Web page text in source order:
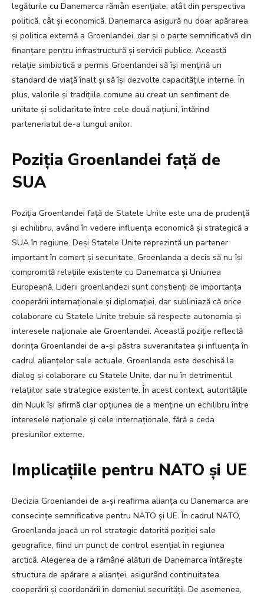
legăturile cu Danemarca rămân esențiale, atât din perspectiva
politică, cât și economică. Danemarca asigură nu doar apărarea
și politica externă a Groenlandei, dar și o parte semnificativă din
finanțare pentru infrastructură și servicii publice. Această
relație simbiotică a permis Groenlandei să își mențină un
standard de viață înalt și să își dezvolte capacitățile interne. În
plus, valorile și tradițiile comune au creat un sentiment de
unitate și solidaritate între cele două națiuni, întărind
parteneriatul de-a lungul anilor.
Poziția Groenlandei față de
SUA
Poziția Groenlandei față de Statele Unite este una de prudență
și echilibru, având în vedere influența economică și strategică a
SUA în regiune. Deși Statele Unite reprezintă un partener
important în comerț și securitate, Groenlanda a decis să nu își
compromită relațiile existente cu Danemarca și Uniunea
Europeană. Liderii groenlandezi sunt conștienți de importanța
cooperării internaționale și diplomației, dar subliniază că orice
colaborare cu Statele Unite trebuie să respecte autonomia și
interesele naționale ale Groenlandei. Această poziție reflectă
dorința Groenlandei de a-și păstra suveranitatea și influența în
cadrul alianțelor sale actuale. Groenlanda este deschisă la
dialog și colaborare cu Statele Unite, dar nu în detrimentul
relațiilor sale strategice existente. În acest context, autoritățile
din Nuuk își afirmă clar opțiunea de a menține un echilibru între
interesele naționale și cele internaționale, fără a ceda
presiunilor externe.
Implicațiile pentru NATO și UE
Decizia Groenlandei de a-și reafirma alianța cu Danemarca are
consecințe semnificative pentru NATO și UE. În cadrul NATO,
Groenlanda joacă un rol strategic datorită poziției sale
geografice, fiind un punct de control esențial în regiunea
arctică. Alegerea de a rămâne alături de Danemarca întărește
structura de apărare a alianței, asigurând continuitatea
cooperării și coordonării în domeniul securității. De asemenea,